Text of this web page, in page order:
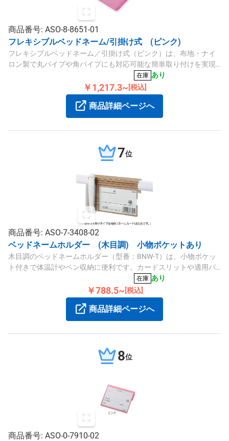
商品番号: ASO-8-8651-01
フレキシブルベッドネーム/引掛け式 (ピンク)
フレキシブルベッドネーム／引掛け式（ピンク）は、布地・ナイ
ロン製で丸パイプや角パイプにも対応可能な簡単取り付けを実現
在庫 あり
￥1,217.3~ [税込]
商品詳細ページへ
7位
商品番号: ASO-7-3408-02
ベッドネームホルダー (木目調) 小物ポケットあり
木目調のベッドネームホルダー（型番：BNW-T）は、小物ポケッ
ト付きで体温計やペン収納に便利です。カードスリットや適用パ
イプ径Φ38mmに対応し、シンプルなデザインです。
在庫 あり
￥788.5~ [税込]
商品詳細ページへ
8位
商品番号: ASO-0-7910-02